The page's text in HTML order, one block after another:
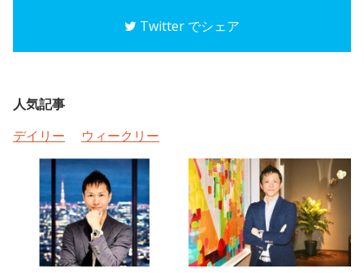
Twitter でシェア
人気記事
デイリー
ウィークリー